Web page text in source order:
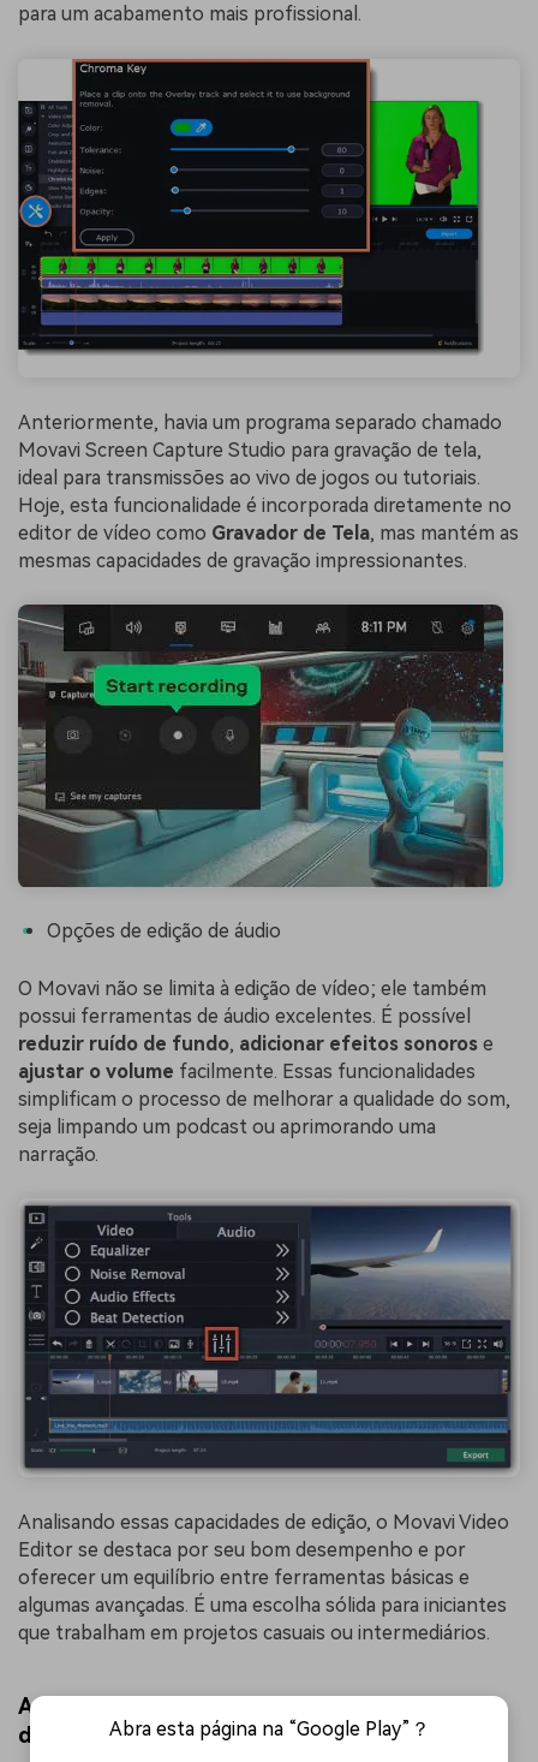
para um acabamento mais profissional.
Anteriormente, havia um programa separado chamado
Movavi Screen Capture Studio para gravação de tela,
ideal para transmissões ao vivo de jogos ou tutoriais.
Hoje, esta funcionalidade é incorporada diretamente no
editor de vídeo como Gravador de Tela, mas mantém as
mesmas capacidades de gravação impressionantes.
Opções de edição de áudio
O Movavi não se limita à edição de vídeo; ele também
possui ferramentas de áudio excelentes. É possível
reduzir ruído de fundo, adicionar efeitos sonoros e
ajustar o volume facilmente. Essas funcionalidades
simplificam o processo de melhorar a qualidade do som,
seja limpando um podcast ou aprimorando uma
narração.
Analisando essas capacidades de edição, o Movavi Video
Editor se destaca por seu bom desempenho e por
oferecer um equilíbrio entre ferramentas básicas e
algumas avançadas. É uma escolha sólida para iniciantes
que trabalham em projetos casuais ou intermediários.
Avaliação de desempenho 1.3 Avaliação de
desempenhoAbra esta página na “Google Play”？